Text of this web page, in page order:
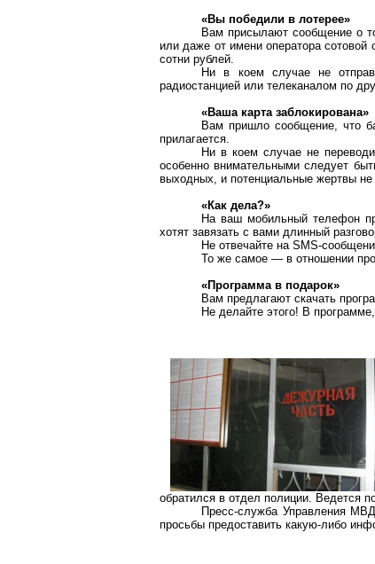
«Вы победили в лотерее»
Вам присылают сообщение о
или даже от имени оператора сотовой
сотни рублей.
Ни в коем случае не
радиостанцией или телеканалом по
«Ваша карта заблокирована»
Вам пришло сообщение, что
прилагается.
Ни в коем случае не
особенно внимательными следует
выходных, и потенциальные жертвы не
«Как дела?»
На ваш мобильный телефон
хотят завязать с вами длинный
Не отвечайте на SMS-
То же самое — в отношении
«Программа в подарок»
Вам предлагают скачать
Не делайте этого! В
обратился в отдел полиции. Ведется
Пресс-служба Управления
просьбы предоставить какую-либо